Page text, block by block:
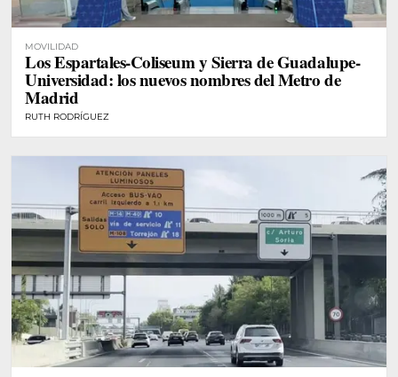
MOVILIDAD
Los Espartales-Coliseum y Sierra de Guadalupe-
Universidad: los nuevos nombres del Metro de
Madrid
RUTH RODRÍGUEZ